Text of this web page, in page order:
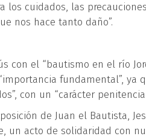
los cuidados, las
nos hace tanto daño”.
con el “bautismo en el río
fundamental”, ya
con un “carácter
de Juan el Bautista,
un acto de solidaridad con